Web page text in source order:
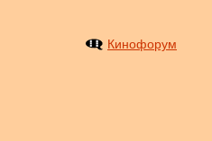
Кинофорум